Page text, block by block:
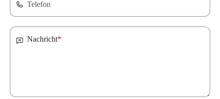
Telefon
Nachricht*